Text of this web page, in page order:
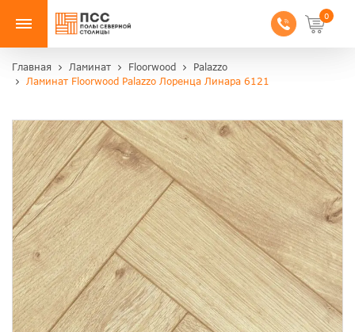
0
Главная Ламинат Floorwood
Palazzo
Ламинат Floorwood Palazzo Лоренца Линара 6121